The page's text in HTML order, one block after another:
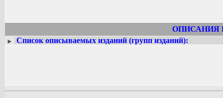
ОПИСАНИЯ
► Список описываемых изданий (групп изданий):